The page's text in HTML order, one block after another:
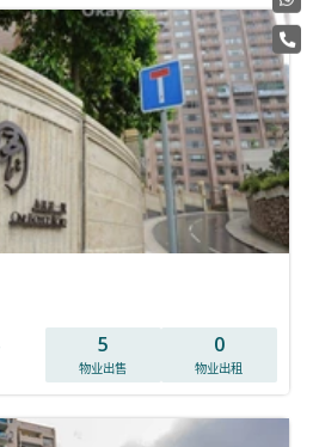
5
物业出售
0
物业出租